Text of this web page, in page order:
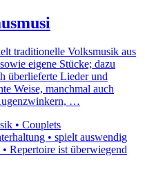
traditionelle Volksmusik aus
eigene Stücke; dazu
überlieferte Lieder und
Weise, manchmal auch
…
• Couplets
• spielt auswendig
Repertoire ist überwiegend